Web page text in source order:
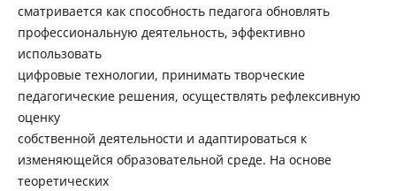
сматривается как способность педагога обновлять
профессиональную деятельность, эффективно
использовать
цифровые технологии, принимать творческие
педагогические решения, осуществлять рефлексивную
оценку
собственной деятельности и адаптироваться к
изменяющейся образовательной среде. На основе
теоретических